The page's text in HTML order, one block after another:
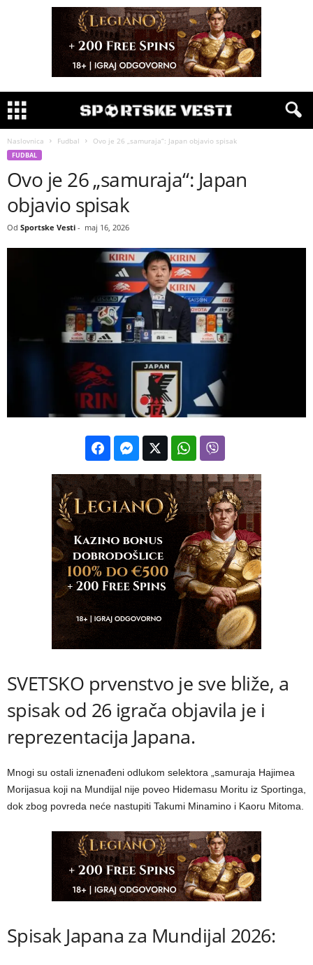
Naslovnica Fudbal Ovo je 26 „samuraja“: Japan objavio spisak
FUDBAL
Ovo je 26 „samuraja“: Japan
objavio spisak
Od Sportske Vesti - maj 16, 2026
SVETSKO prvenstvo je sve bliže, a
spisak od 26 igrača objavila je i
reprezentacija Japana.
Mnogi su ostali iznenađeni odlukom selektora „samuraja Hajimea
Morijasua koji na Mundijal nije poveo Hidemasu Moritu iz Sportinga,
dok zbog povreda neće nastupiti Takumi Minamino i Kaoru Mitoma.
Spisak Japana za Mundijal 2026: